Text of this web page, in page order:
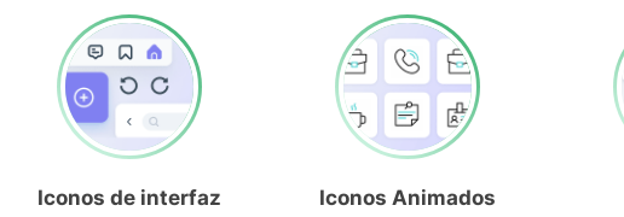
Iconos de interfaz Iconos Animados